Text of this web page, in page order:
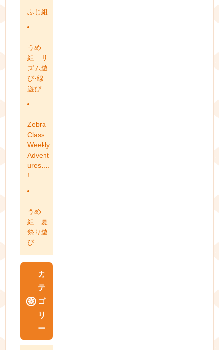
ふじ組
うめ
組 リ
ズム遊
び·線
遊び
Zebra
Class
Weekly
Advent
ures….
!
うめ
組 夏
祭り遊
び
カ
テ
ゴ
リ
ー